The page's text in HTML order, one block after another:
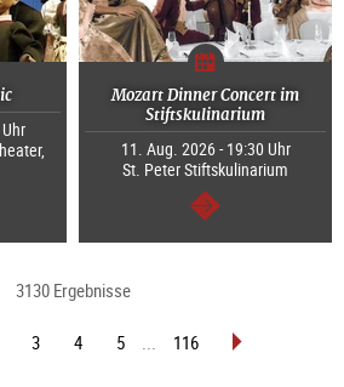
Mozart Dinner Concert im
Stiftskulinarium
11. Aug. 2026 - 19:30 Uhr
St. Peter Stiftskulinarium
weiter
3130 Ergebnisse
3 4 5 ... 116 vorblättern